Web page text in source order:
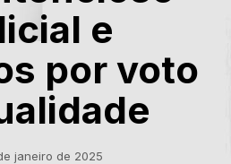
e
por voto
janeiro de 2025